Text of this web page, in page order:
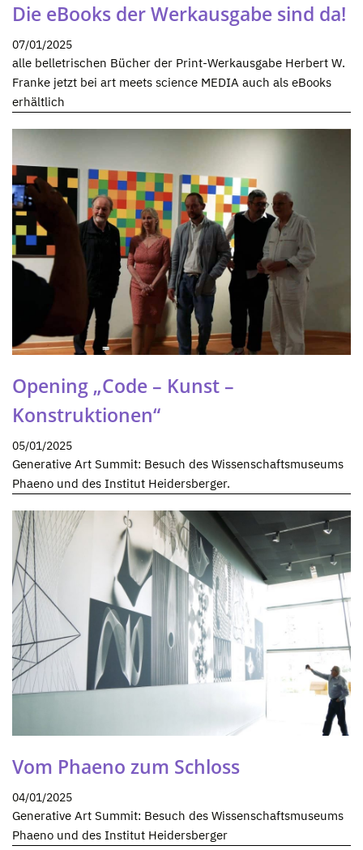
Die eBooks der Werkausgabe sind da!
07/01/2025
alle belletrischen Bücher der Print-Werkausgabe Herbert W.
Franke jetzt bei art meets science MEDIA auch als eBooks
erhältlich
Opening „Code – Kunst –
Konstruktionen“
05/01/2025
Generative Art Summit: Besuch des Wissenschaftsmuseums
Phaeno und des Institut Heidersberger.
Vom Phaeno zum Schloss
04/01/2025
Generative Art Summit: Besuch des Wissenschaftsmuseums
Phaeno und des Institut Heidersberger